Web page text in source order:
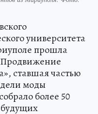
университета
прошла
ставшая частью
моды
более 50